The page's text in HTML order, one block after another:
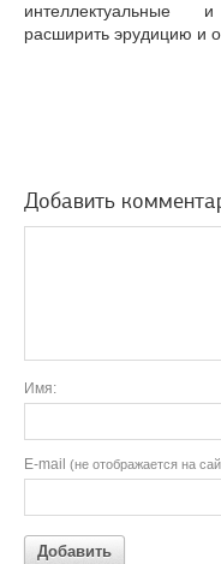
интеллектуальные
расширить эрудицию и
Добавить
Имя:
E-mail (не отображается на
Добавить